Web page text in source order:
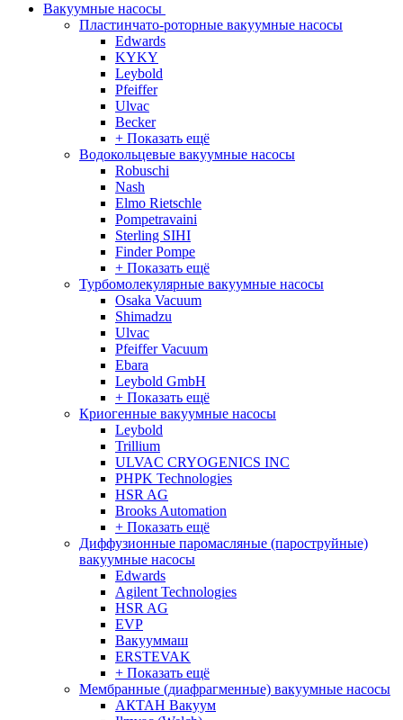
Вакуумные насосы
Пластинчато-роторные вакуумные насосы
Edwards
KYKY
Leybold
Pfeiffer
Ulvac
Becker
+ Показать ещё
Водокольцевые вакуумные насосы
Robuschi
Nash
Elmo Rietschle
Pompetravaini
Sterling SIHI
Finder Pompe
+ Показать ещё
Турбомолекулярные вакуумные насосы
Osaka Vacuum
Shimadzu
Ulvac
Pfeiffer Vacuum
Ebara
Leybold GmbH
+ Показать ещё
Криогенные вакуумные насосы
Leybold
Trillium
ULVAC CRYOGENICS INC
PHPK Technologies
HSR AG
Brooks Automation
+ Показать ещё
Диффузионные паромасляные (пароструйные)
вакуумные насосы
Edwards
Agilent Technologies
HSR AG
EVP
Вакууммаш
ERSTEVAK
+ Показать ещё
Мембранные (диафрагменные) вакуумные насосы
АКТАН Вакуум